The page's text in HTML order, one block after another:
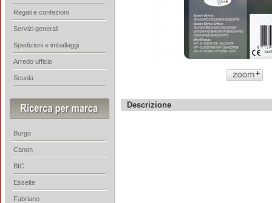
Descrizione
Regali e confezioni
Servizi generali
Spedizioni e imballaggi
Arredo ufficio
Scuola
Burgo
Canon
BIC
Esselte
Fabriano